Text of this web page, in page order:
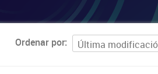
Ordenar por